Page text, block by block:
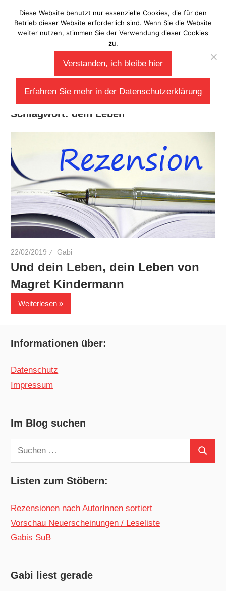
Inhalt
springen
Laberladen
Schlagwort:dein Leben
22/02/2019 Gabi
Und dein Leben, dein Leben von
Magret Kindermann
Weiterlesen
Informationen über:
Datenschutz
Impressum
Im Blog suchen
Suchen
nach:
Suchen
Listen zum Stöbern:
Rezensionen nach AutorInnen sortiert
Vorschau Neuerscheinungen / Leseliste
Gabis SuB
Gabi liest gerade
Diese Website benutzt nur essenzielle Cookies, die für den
Betrieb dieser Website erforderlich sind. Wenn Sie die Website
weiter nutzen, stimmen Sie der Verwendung dieser Cookies
zu.
Verstanden, ich bleibe hier
Erfahren Sie mehr in der Datenschutzerklärung